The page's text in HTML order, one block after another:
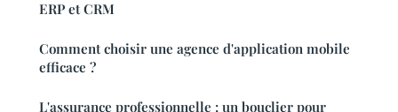
ERP et CRM
Comment choisir une agence d'application mobile
efficace ?
L'assurance professionnelle : un bouclier pour